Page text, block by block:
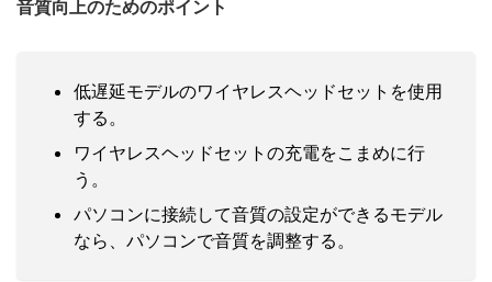
音質向上のためのポイント
低遅延モデルのワイヤレスヘッドセットを使用
する。
ワイヤレスヘッドセットの充電をこまめに行
う。
パソコンに接続して音質の設定ができるモデル
なら、パソコンで音質を調整する。